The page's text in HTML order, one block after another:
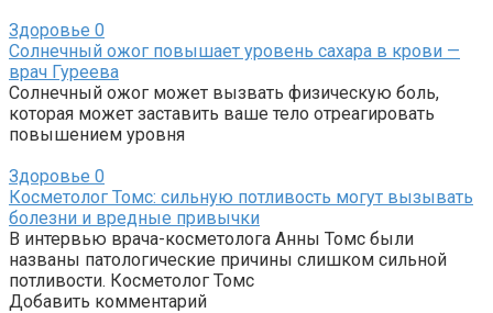
Здоровье 0
Солнечный ожог повышает уровень сахара в крови —
врач Гуреева
Солнечный ожог может вызвать физическую боль,
которая может заставить ваше тело отреагировать
повышением уровня
Здоровье 0
Косметолог Томс: сильную потливость могут вызывать
болезни и вредные привычки
В интервью врача-косметолога Анны Томс были
названы патологические причины слишком сильной
потливости. Косметолог Томс
Добавить комментарий